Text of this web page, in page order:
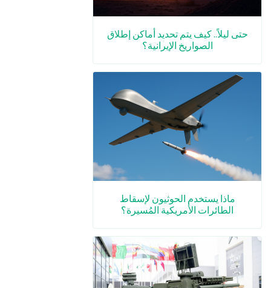
حتى ليلاً.. كيف يتم تحديد أماكن إطلاق
الصواريخ الإيرانية؟
ماذا يستخدم الحوثيون لإسقاط
الطائرات الأمريكية المُسيرة؟